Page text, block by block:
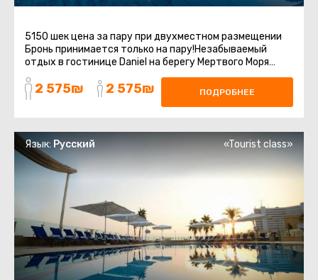
5150 шек цена за пару при двухместном размещении
Бронь принимается только на пару!Незабываемый
отдых в гостинице Daniel на берегу Мертвого Моря
включает групповой трансфер ...
2 575₪ 2 575₪ ПОДРОБНЕЕ
Язык: Русский «Tourist class»